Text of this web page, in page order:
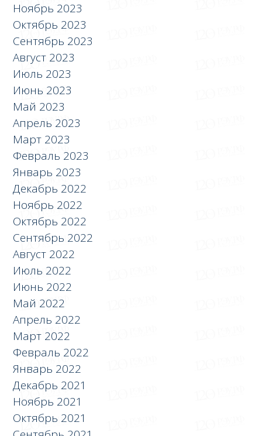
Ноябрь 2023
Октябрь 2023
Сентябрь 2023
Август 2023
Июль 2023
Июнь 2023
Май 2023
Апрель 2023
Март 2023
Февраль 2023
Январь 2023
Декабрь 2022
Ноябрь 2022
Октябрь 2022
Сентябрь 2022
Август 2022
Июль 2022
Июнь 2022
Май 2022
Апрель 2022
Март 2022
Февраль 2022
Январь 2022
Декабрь 2021
Ноябрь 2021
Октябрь 2021